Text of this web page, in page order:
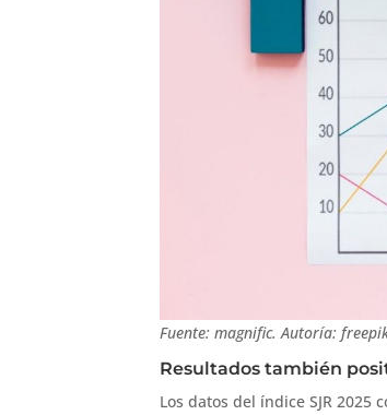
Fuente: magnific. Autoría:
Resultados también
Los datos del índice SJR